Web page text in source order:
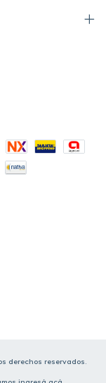
derechos reservados.